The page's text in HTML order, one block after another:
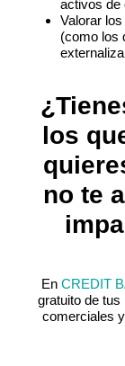
activos de
Valorar
(como los
los
no te
En CREDIT
gratuito de
comerciales